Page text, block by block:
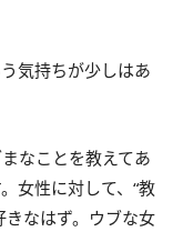
気持ちが少しはあ
なことを教えてあ
女性に対して、“教
きなはず。ウブな女